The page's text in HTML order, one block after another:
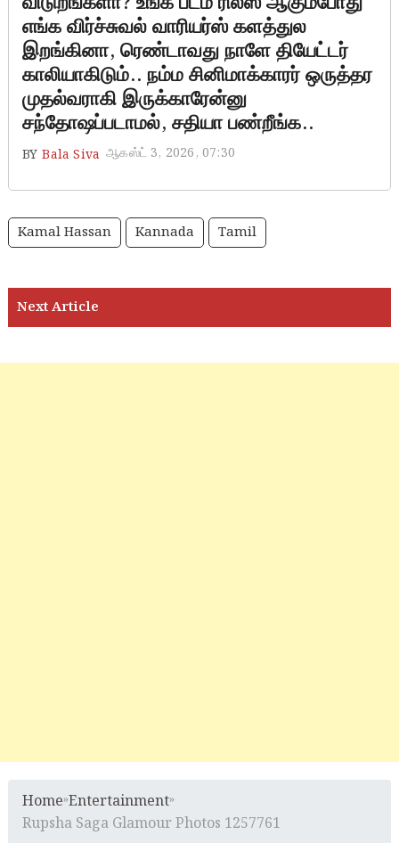
எங்க விர்ச்சுவல் வாரியர்ஸ் களத்துல
இறங்கினா, ரெண்டாவது நாளே தியேட்டர்
காலியாகிடும்.. நம்ம சினிமாக்காரர் ஒருத்தர
முதல்வராகி இருக்காரேன்னு
சந்தோஷப்படாமல், சதியா பண்றீங்க..
BY Bala Siva ஆகஸ்ட் 3, 2026, 07:30
Kamal Hassan Kannada Tamil
Home»Entertainment»
Rupsha Saga Glamour Photos 1257761